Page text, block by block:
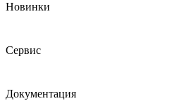
Новинки
Сервис
Документация